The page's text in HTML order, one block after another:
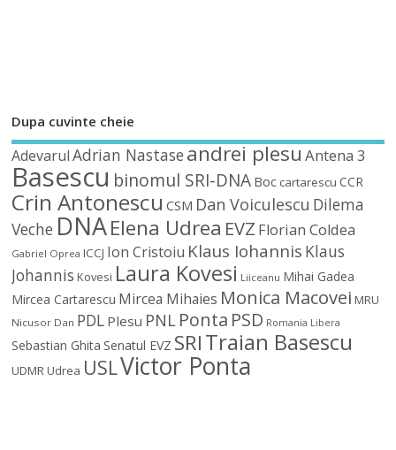
Dupa cuvinte cheie
Adevarul Adrian Nastaseandrei plesuAntena 3
Basescu binomul SRI-DNA Boc cartarescu CCR
Crin Antonescu CSM Dan Voiculescu Dilema
Veche DNAElena Udrea EVZ Florian Coldea
Gabriel Oprea ICCJ Ion Cristoiu Klaus Iohannis Klaus
Johannis Kovesi Laura Kovesi Liiceanu Mihai Gadea
Mircea Cartarescu Mircea Mihaies Monica Macovei MRU
Nicusor Dan PDL Plesu PNL Ponta PSD Romania Libera
Sebastian Ghita Senatul EVZ SRITraian Basescu
UDMRUdrea USLVictor Ponta